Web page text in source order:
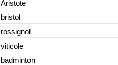
Aristote
bristol
rossignol
viticole
badminton